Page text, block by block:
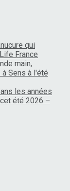
qui
France
main,
Sens à l'été
les années
été 2026 –